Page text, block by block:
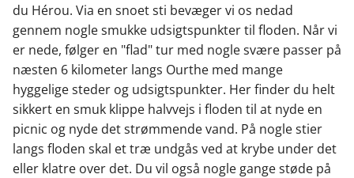
du Hérou. Via en snoet sti bevæger vi os nedad
gennem nogle smukke udsigtspunkter til floden. Når vi
er nede, følger en "flad" tur med nogle svære passer på
næsten 6 kilometer langs Ourthe med mange
hyggelige steder og udsigtspunkter. Her finder du helt
sikkert en smuk klippe halvvejs i floden til at nyde en
picnic og nyde det strømmende vand. På nogle stier
langs floden skal et træ undgås ved at krybe under det
eller klatre over det. Du vil også nogle gange støde på